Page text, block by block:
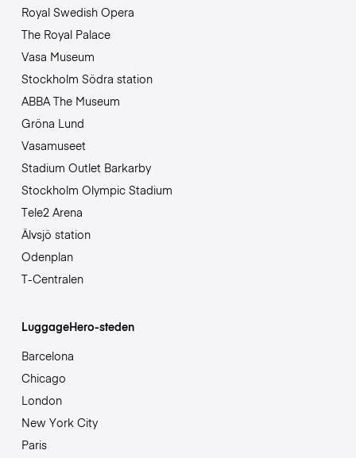
Royal Swedish Opera
The Royal Palace
Vasa Museum
Stockholm Södra station
ABBA The Museum
Gröna Lund
Vasamuseet
Stadium Outlet Barkarby
Stockholm Olympic Stadium
Tele2 Arena
Älvsjö station
Odenplan
T-Centralen
LuggageHero-steden
Barcelona
Chicago
London
New York City
Paris